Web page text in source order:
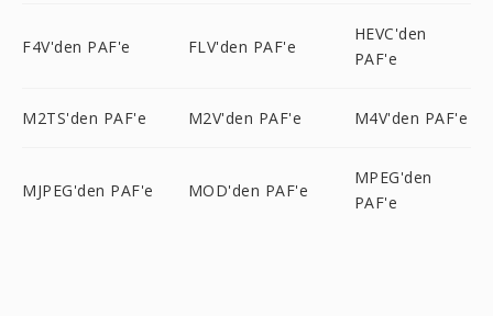
F4V'den PAF'e FLV'den PAF'e
HEVC'den
PAF'e
M2TS'den PAF'e M2V'den PAF'e M4V'den PAF'e
MJPEG'den PAF'e MOD'den PAF'e
MPEG'den
PAF'e